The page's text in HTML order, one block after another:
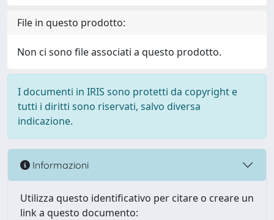
File in questo prodotto:
Non ci sono file associati a questo prodotto.
I documenti in IRIS sono protetti da copyright e
tutti i diritti sono riservati, salvo diversa
indicazione.
Informazioni
Utilizza questo identificativo per citare o creare un
link a questo documento: